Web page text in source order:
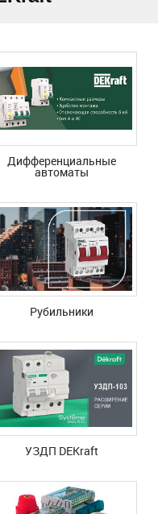
Дифференциальные
автоматы
Рубильники
УЗДП DEKraft